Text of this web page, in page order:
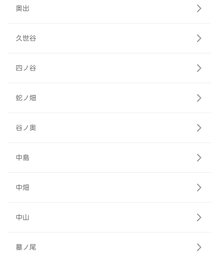
奥出
久世谷
四ノ谷
蛇ノ畑
谷ノ奥
中島
中畑
中山
墓ノ尾